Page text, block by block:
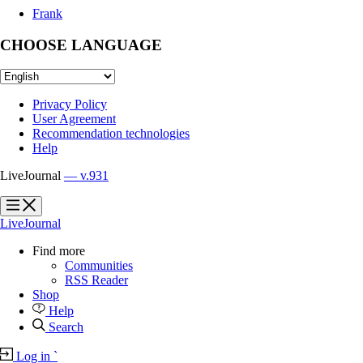
Frank
CHOOSE LANGUAGE
Privacy Policy
User Agreement
Recommendation technologies
Help
LiveJournal — v.931
?
?
LiveJournal
Find more
Communities
RSS Reader
Shop
Help
Search
Log in `